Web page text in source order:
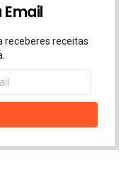
receberes receitas